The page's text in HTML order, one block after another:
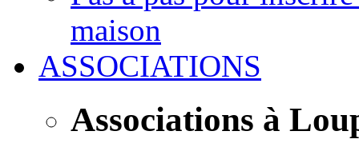
maison
ASSOCIATIONS
Associations à